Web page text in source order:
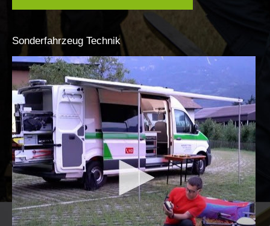
Canyoning
Sonderfahrzeug Technik